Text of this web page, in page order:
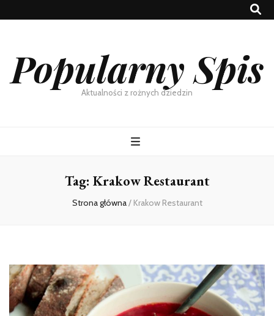
Popularny Spis
Aktualności z rożnych dziedzin
Tag: Krakow Restaurant
Strona główna/ Krakow Restaurant